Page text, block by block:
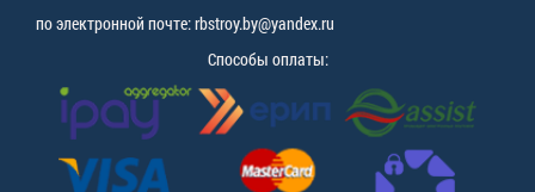
по электронной почте: rbstroy.by@yandex.ru
Способы оплаты: